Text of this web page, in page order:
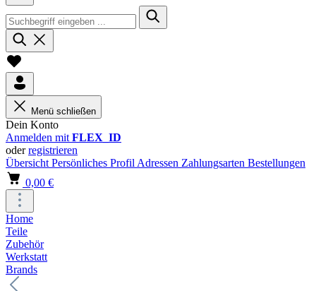
Menü schließen
Dein Konto
Anmelden mit FLEX_ID
oderregistrieren
Übersicht Persönliches Profil Adressen Zahlungsarten Bestellungen
0,00 €
Home
Teile
Zubehör
Werkstatt
Brands